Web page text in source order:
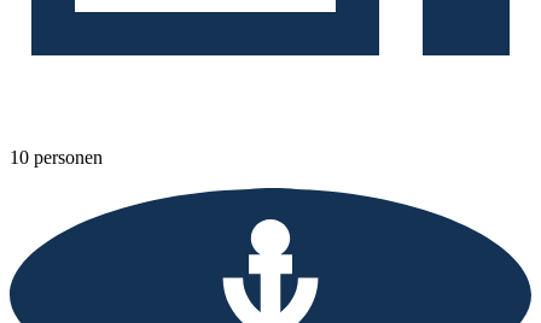
10 personen